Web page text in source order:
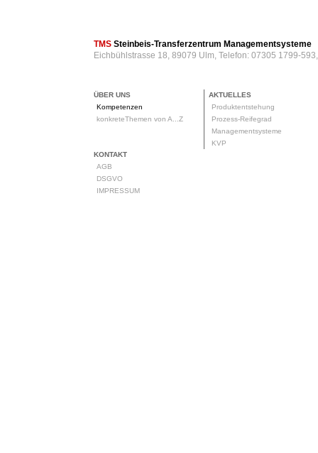
TMS Steinbeis-Transferzentrum Managementsysteme
Eichbühlstrasse 18, 89079 Ulm, Telefon: 07305 1799-
ÜBER UNS
Kompetenzen
konkreteThemen von A...Z
AKTUELLES
Produktentstehung
Prozess-Reifegrad
Managementsysteme
KVP
KONTAKT
AGB
DSGVO
IMPRESSUM